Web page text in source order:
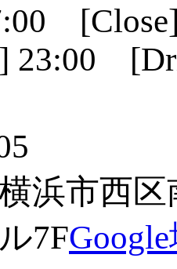
23:00
浜市西区
7F